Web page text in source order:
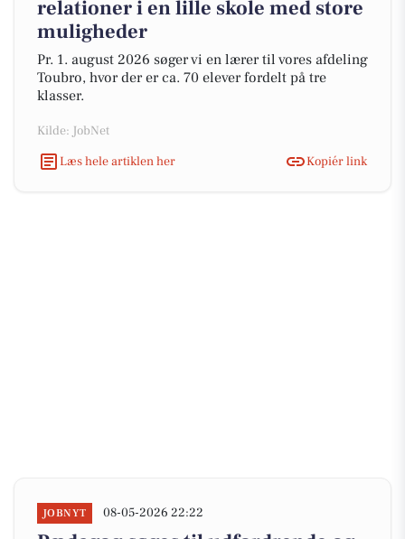
relationer i en lille skole med store
muligheder
Pr. 1. august 2026 søger vi en lærer til vores afdeling
Toubro, hvor der er ca. 70 elever fordelt på tre
klasser.
Kilde: JobNet
Læs hele artiklen her
Kopiér link
JOBNYT 08-05-2026 22:22